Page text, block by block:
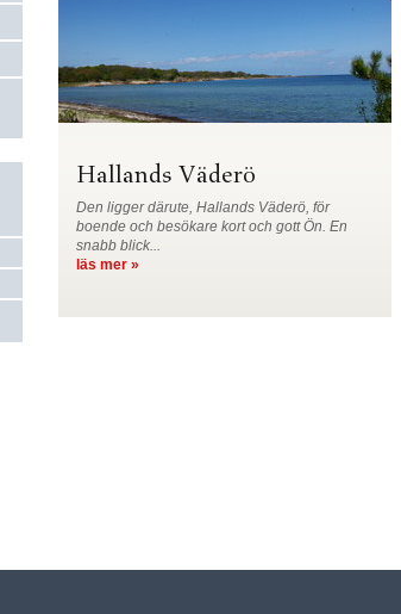
Hallands Väderö
Den ligger därute, Hallands Väderö, för
boende och besökare kort och gott Ön. En
snabb blick...
läs mer »